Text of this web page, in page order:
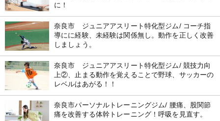
に！
奈良市 ジュニアアスリート特化型ジム/ コーチ指
導にに経験、未経験は関係無し。動作を正しく改善
しましょう。
奈良市 ジュニアアスリート特化型ジム/ 競技力向
上②、止まる動作を覚えることで野球、サッカーの
レベルはあがる！！
奈良市パーソナルトレーニングジム/ 腰痛、股関節
痛を改善する体幹トレーニング！呼吸を見直す。